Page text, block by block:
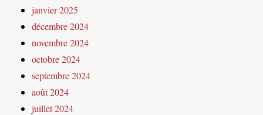
janvier 2025
décembre 2024
novembre 2024
octobre 2024
septembre 2024
août 2024
juillet 2024